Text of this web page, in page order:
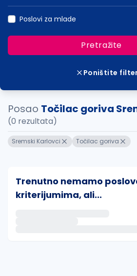
Poslovi za mlade
Pretražite
Poništite
Posao Točilac goriva
(0 rezultata)
Sremski Karlovci Točilac goriva
Trenutno nemamo
kriterijumima, ali...